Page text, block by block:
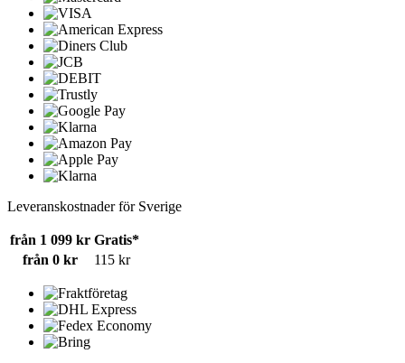
Leveranskostnader för Sverige
från 1 099 kr Gratis*
från 0 kr
115 kr